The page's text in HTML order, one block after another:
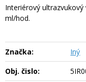
Interiérový
ml/hod.
Značka:
Iný
Obj. čislo: